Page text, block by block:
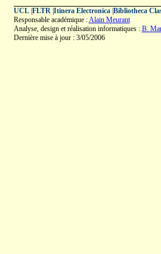
UCL| FLTR| Itinera Electronica| Bibliotheca
Responsable académique :Alain Meurant
Analyse, design et réalisation informatiques : B.
Dernière mise à jour : 3/05/2006